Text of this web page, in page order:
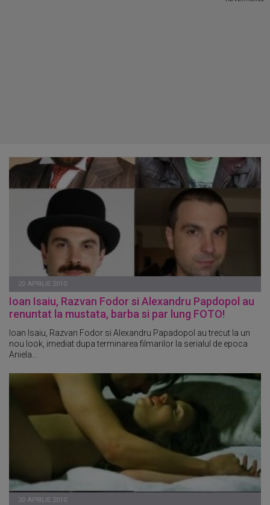
20 APRILIE 2010
Ioan Isaiu, Razvan Fodor si Alexandru Papdopol au
renuntat la mustata, barba si par lung FOTO!
Ioan Isaiu, Razvan Fodor si Alexandru Papadopol au trecut la un
nou look, imediat dupa terminarea filmarilor la serialul de epoca
Aniela...
20 APRILIE 2010